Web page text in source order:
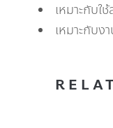
เหมาะกับใ
เหมาะกับง